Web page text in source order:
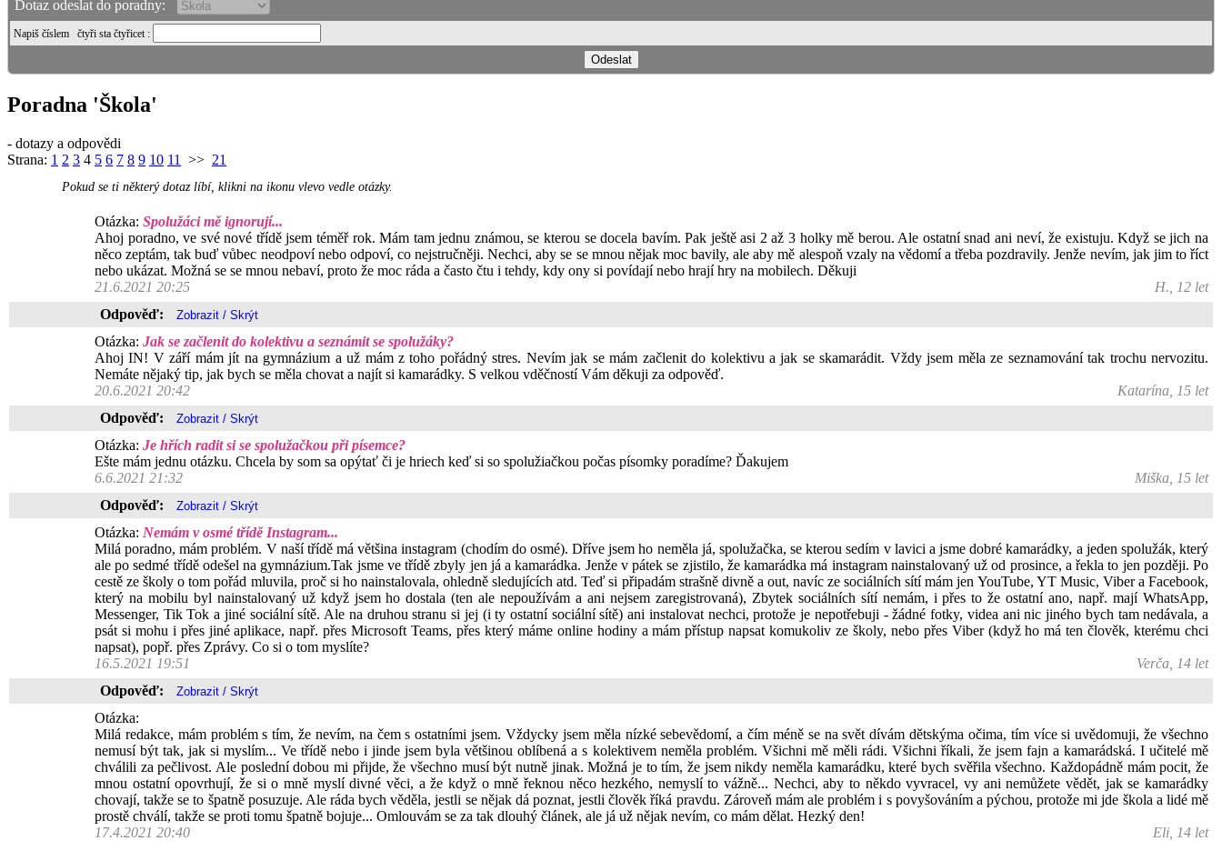
Dotaz odeslat do poradny:
Napiš číslem čtyři sta čtyřicet :
Poradna 'Škola'
- dotazy a odpovědi
Strana: 1 2 3 4 5 6 7 8 9 10 11 >> 21
Pokud se ti některý dotaz líbí, klikni na ikonu vlevo vedle otázky.
Otázka: Spolužáci mě ignorují...
Ahoj poradno, ve své nové třídě jsem téměř rok. Mám tam jednu známou, se kterou se docela bavím. Pak ještě asi 2 až 3 holky mě berou. Ale ostatní snad ani neví, že existuju. Když se jich na
něco zeptám, tak buď vůbec neodpoví nebo odpoví, co nejstručněji. Nechci, aby se se mnou nějak moc bavily, ale aby mě alespoň vzaly na vědomí a třeba pozdravily. Jenže nevím, jak jim to říct
nebo ukázat. Možná se se mnou nebaví, proto že moc ráda a často čtu i tehdy, kdy ony si povídají nebo hrají hry na mobilech. Děkuji
21.6.2021 20:25
H., 12 let
Odpověď:
Otázka: Jak se začlenit do kolektivu a seznámit se spolužáky?
Ahoj IN! V září mám jít na gymnázium a už mám z toho pořádný stres. Nevím jak se mám začlenit do kolektivu a jak se skamarádit. Vždy jsem měla ze seznamování tak trochu nervozitu.
Nemáte nějaký tip, jak bych se měla chovat a najít si kamarádky. S velkou vděčností Vám děkuji za odpověď.
20.6.2021 20:42
Katarína, 15 let
Odpověď:
Otázka: Je hřích radit si se spolužačkou při písemce?
Ešte mám jednu otázku. Chcela by som sa opýtať či je hriech keď si so spolužiačkou počas písomky poradíme? Ďakujem
6.6.2021 21:32
Miška, 15 let
Odpověď:
Otázka: Nemám v osmé třídě Instagram...
Milá poradno, mám problém. V naší třídě má většina instagram (chodím do osmé). Dříve jsem ho neměla já, spolužačka, se kterou sedím v lavici a jsme dobré kamarádky, a jeden spolužák, který
ale po sedmé třídě odešel na gymnázium.Tak jsme ve třídě zbyly jen já a kamarádka. Jenže v pátek se zjistilo, že kamarádka má instagram nainstalovaný už od prosince, a řekla to jen později. Po
cestě ze školy o tom pořád mluvila, proč si ho nainstalovala, ohledně sledujících atd. Teď si připadám strašně divně a out, navíc ze sociálních sítí mám jen YouTube, YT Music, Viber a Facebook,
který na mobilu byl nainstalovaný už když jsem ho dostala (ten ale nepoužívám a ani nejsem zaregistrovaná), Zbytek sociálních sítí nemám, i přes to že ostatní ano, např. mají WhatsApp,
Messenger, Tik Tok a jiné sociální sítě. Ale na druhou stranu si jej (i ty ostatní sociální sítě) ani instalovat nechci, protože je nepotřebuji - žádné fotky, videa ani nic jiného bych tam nedávala, a
psát si mohu i přes jiné aplikace, např. přes Microsoft Teams, přes který máme online hodiny a mám přístup napsat komukoliv ze školy, nebo přes Viber (když ho má ten člověk, kterému chci
napsat), popř. přes Zprávy. Co si o tom myslíte?
16.5.2021 19:51
Verča, 14 let
Odpověď:
Otázka:
Milá redakce, mám problém s tím, že nevím, na čem s ostatními jsem. Vždycky jsem měla nízké sebevědomí, a čím méně se na svět dívám dětskýma očima, tím více si uvědomuji, že všechno
nemusí být tak, jak si myslím... Ve třídě nebo i jinde jsem byla většinou oblíbená a s kolektivem neměla problém. Všichni mě měli rádi. Všichni říkali, že jsem fajn a kamarádská. I učitelé mě
chválili za pečlivost. Ale poslední dobou mi přijde, že všechno musí být nutně jinak. Možná je to tím, že jsem nikdy neměla kamarádku, které bych svěřila všechno. Každopádně mám pocit, že
mnou ostatní opovrhují, že si o mně myslí divné věci, a že když o mně řeknou něco hezkého, nemyslí to vážně... Nechci, aby to někdo vyvracel, vy ani nemůžete vědět, jak se kamarádky
chovají, takže se to špatně posuzuje. Ale ráda bych věděla, jestli se nějak dá poznat, jestli člověk říká pravdu. Zároveň mám ale problém i s povyšováním a pýchou, protože mi jde škola a lidé mě
prostě chválí, takže se proti tomu špatně bojuje... Omlouvám se za tak dlouhý článek, ale já už nějak nevím, co mám dělat. Hezký den!
17.4.2021 20:40
Eli, 14 let